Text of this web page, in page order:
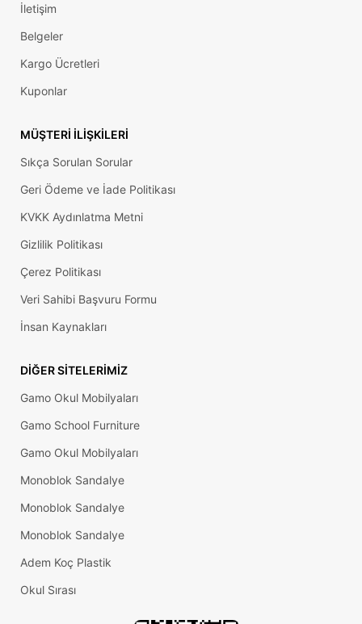
İletişim
Belgeler
Kargo Ücretleri
Kuponlar
MÜŞTERI İLIŞKILERI
Sıkça Sorulan Sorular
Geri Ödeme ve İade Politikası
KVKK Aydınlatma Metni
Gizlilik Politikası
Çerez Politikası
Veri Sahibi Başvuru Formu
İnsan Kaynakları
DIĞER SITELERIMIZ
Gamo Okul Mobilyaları
Gamo School Furniture
Gamo Okul Mobilyaları
Monoblok Sandalye
Monoblok Sandalye
Monoblok Sandalye
Adem Koç Plastik
Okul Sırası